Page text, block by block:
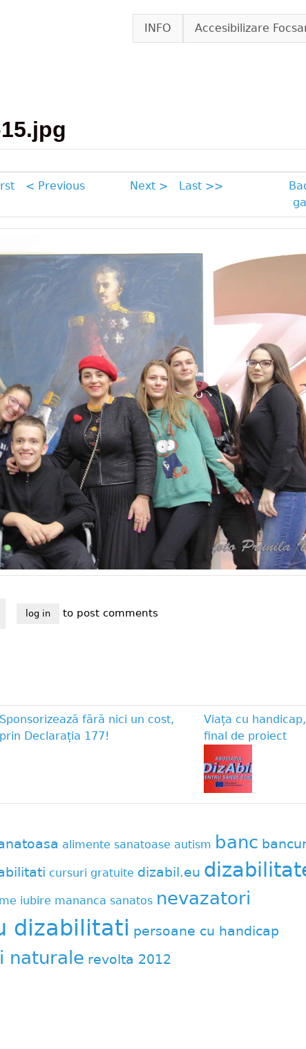
Skip to main content
INFO Accesibilizare
< Previous Next > Last >>
log in to post comments
Sponsorizează fără nici un cost,
prin Declarația 177!
Viața cu handicap,
final de proiect
alimente sanatoase autism banc
cursuri gratuite dizabil.eu
iubire mananca sanatos nevazatori
dizabilitati persoane cu handicap
naturale revolta 2012